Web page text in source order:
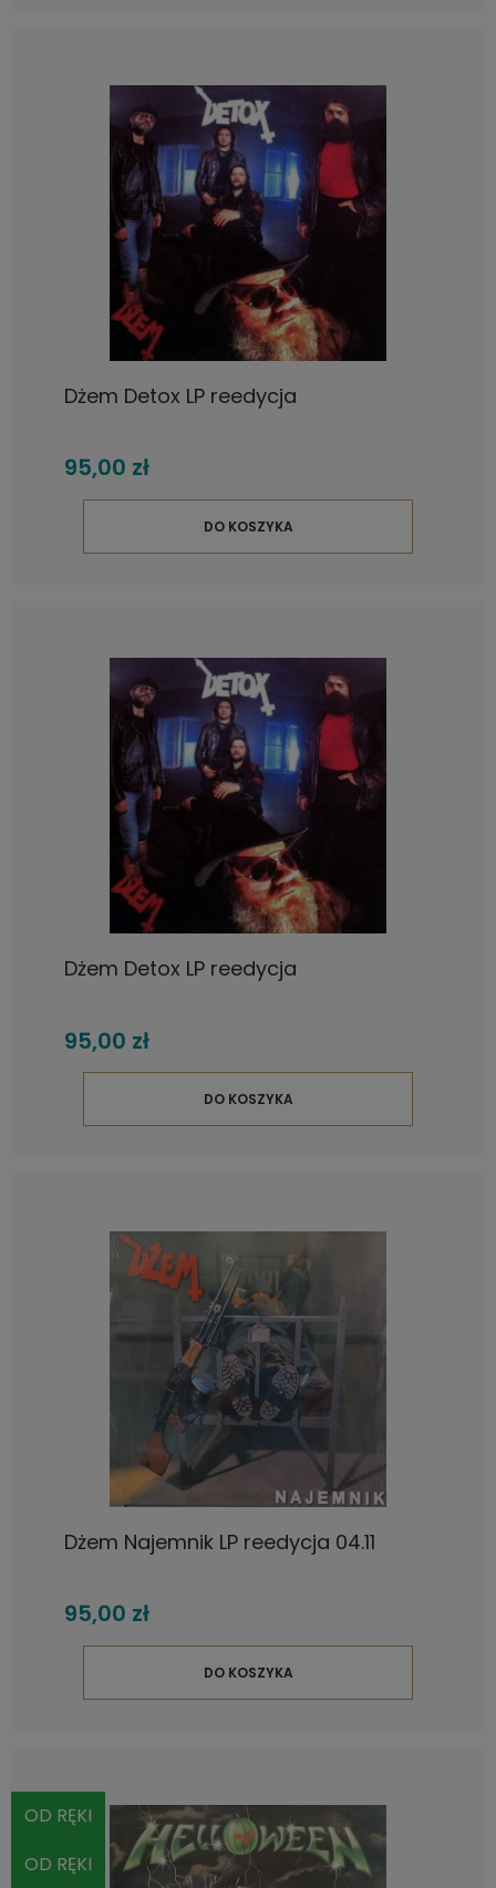
Dżem Detox LP reedycja
95,00 zł
DO KOSZYKA
Dżem Detox LP reedycja
95,00 zł
DO KOSZYKA
Dżem Najemnik LP reedycja 04.11
95,00 zł
DO KOSZYKA
OD RĘKI
OD RĘKI